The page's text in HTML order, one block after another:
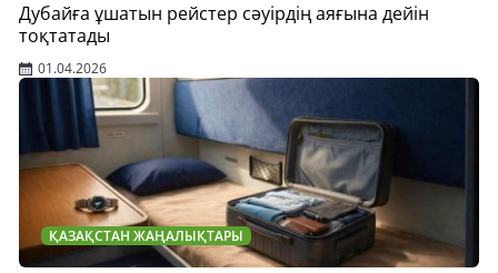
Дубайға ұшатын рейстер сәуірдің аяғына дейін
тоқтатады
01.04.2026
ҚАЗАҚСТАН ЖАҢАЛЫҚТАРЫ